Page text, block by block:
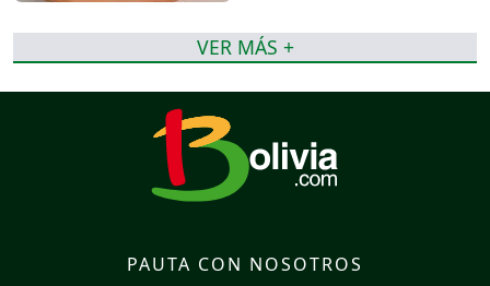
VER MÁS +
PAUTA CON NOSOTROS